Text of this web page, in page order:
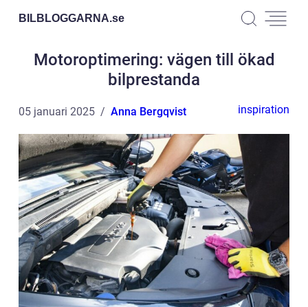
BILBLOGGARNA.se
Motoroptimering: vägen till ökad
bilprestanda
05 januari 2025 Anna Bergqvist inspiration